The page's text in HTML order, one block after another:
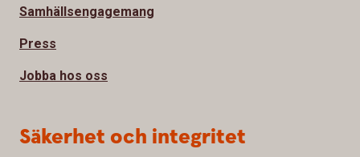
Samhällsengagemang
Press
Jobba hos oss
Säkerhet och integritet